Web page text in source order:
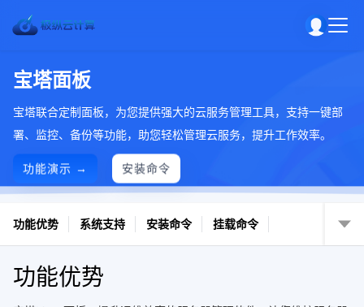
宝塔面板
宝塔联合定制面板，为您提供强大的云服务管理工具，支持一键部
署、监控、备份等功能，助您轻松管理云服务，提升工作效率。
功能演示 → 安装命令
功能优势 系统支持 安装命令 挂载命令
功能优势